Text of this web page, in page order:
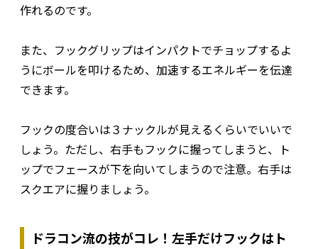
作れるのです。
また、フックグリップはインパクトでチョップするよ
うにボールを叩けるため、加速するエネルギーを伝達
できます。
フックの度合いは３ナックルが見えるくらいでいいで
しょう。ただし、右手もフックに握ってしまうと、ト
ップでフェースが下を向いてしまうので注意。右手は
スクエアに握りましょう。
ドラコン流の技がコレ！左手だけフックはト